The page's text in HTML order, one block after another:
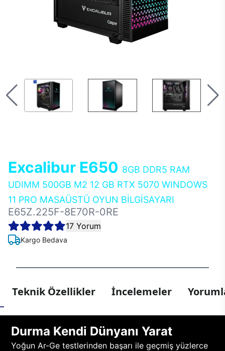
Excalibur E650 8GB DDR5 RAM
UDIMM 500GB M2 12 GB RTX 5070 WINDOWS
11 PRO MASAÜSTÜ OYUN BİLGİSAYARI
E65Z.225F-8E70R-0RE
17 Yorum
Kargo Bedava
Teknik Özellikler İncelemeler
Durma Kendi Dünyanı Yarat
Yoğun Ar-Ge testlerinden başarı ile geçmiş yüzlerce